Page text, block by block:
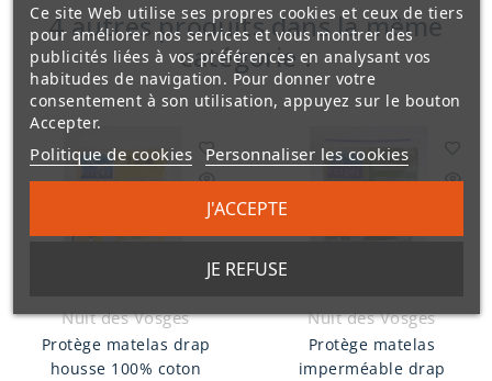
Lavable à 95°
4 autres produits dans la même
catégorie :
Nuit des Vosges
Protège matelas drap
housse 100% coton
Nuit des Vosges
Protège matelas
imperméable drap
Ce site Web utilise ses propres cookies et ceux de tiers
pour améliorer nos services et vous montrer des
publicités liées à vos préférences en analysant vos
habitudes de navigation. Pour donner votre
consentement à son utilisation, appuyez sur le bouton
Accepter.
Politique de cookies Personnaliser les cookies
JE REFUSE
J'ACCEPTE